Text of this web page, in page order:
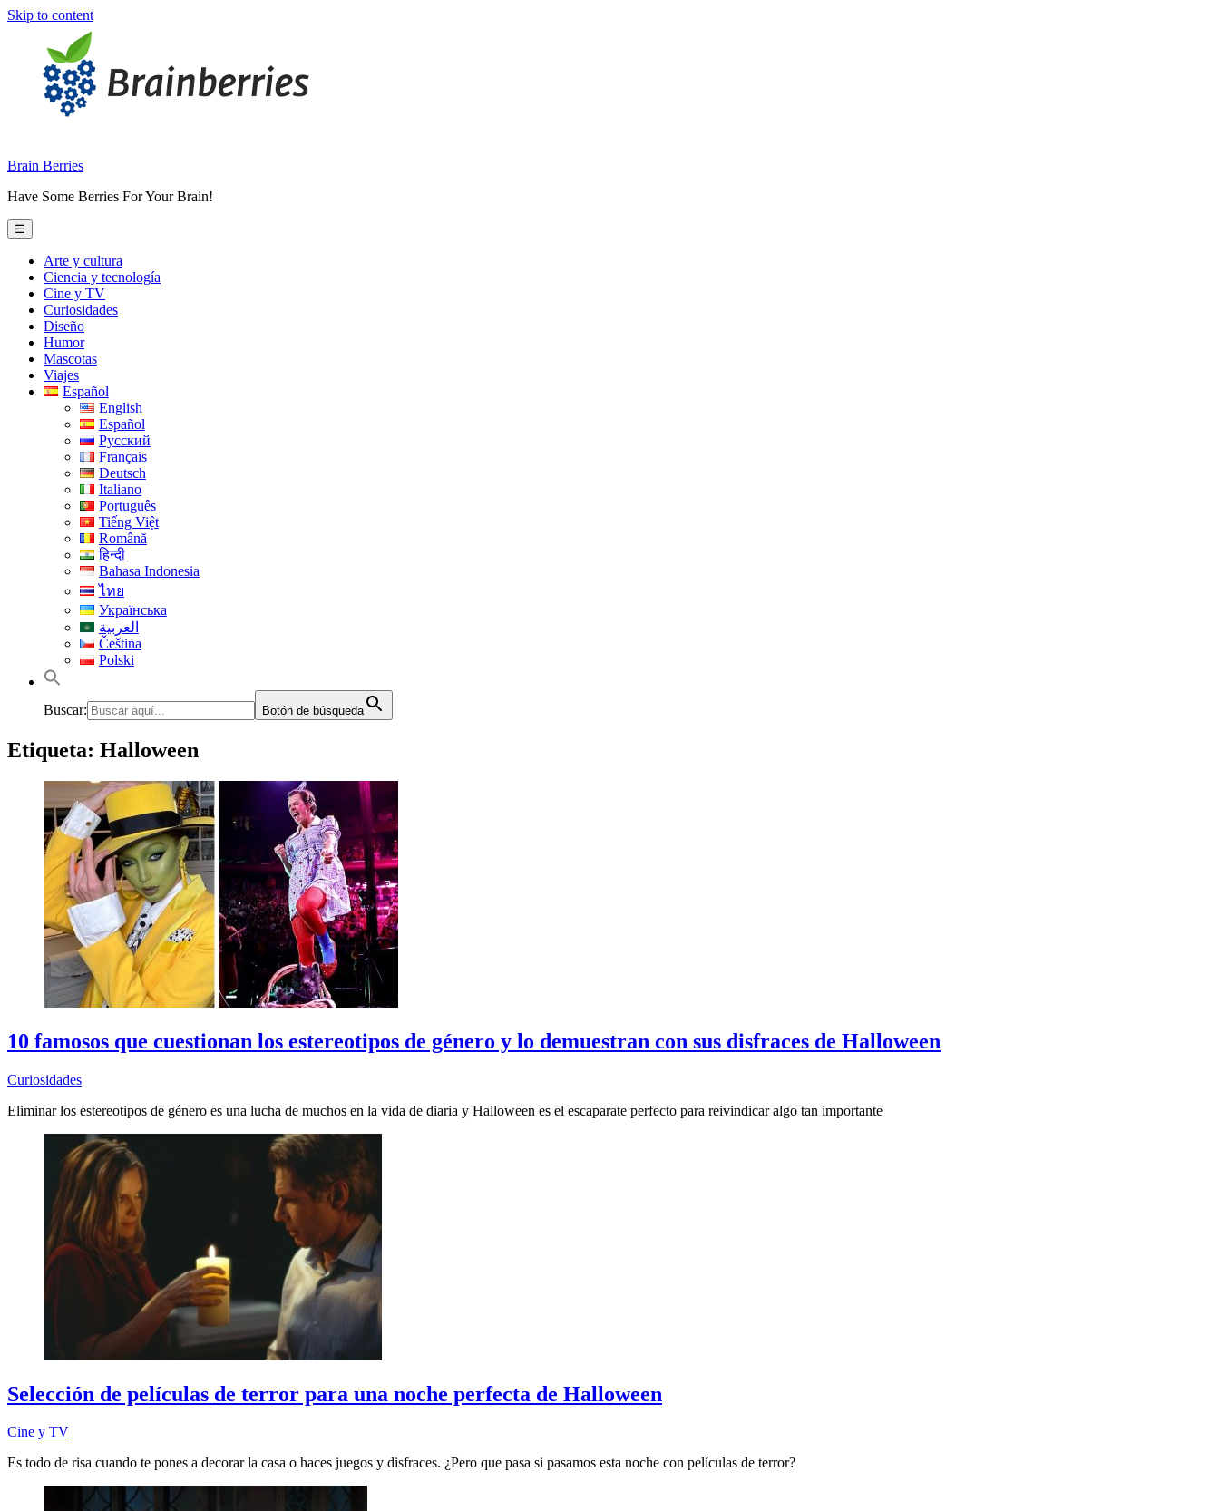
Skip to content
Brain Berries
Have Some Berries For Your Brain!
☰
Arte y cultura
Ciencia y tecnología
Cine y TV
Curiosidades
Diseño
Humor
Mascotas
Viajes
Español
English
Español
Русский
Français
Deutsch
Italiano
Português
Tiếng Việt
Română
हिन्दी
Bahasa Indonesia
ไทย
Українська
العربية
Čeština
Polski
Buscar: Botón de búsqueda
Etiqueta: Halloween
10 famosos que cuestionan los estereotipos de género y lo demuestran con sus disfraces de Halloween
Curiosidades
Eliminar los estereotipos de género es una lucha de muchos en la vida de diaria y Halloween es el escaparate perfecto para reivindicar algo tan importante
Selección de películas de terror para una noche perfecta de Halloween
Cine y TV
Es todo de risa cuando te pones a decorar la casa o haces juegos y disfraces. ¿Pero que pasa si pasamos esta noche con películas de terror?